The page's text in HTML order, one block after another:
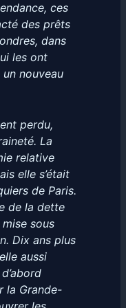
ces
des prêts
dans
les ont
nouveau
perdu,
La
relative
elle s’était
de Paris.
de la dette
sous
Dix ans plus
aussi
la Grande-